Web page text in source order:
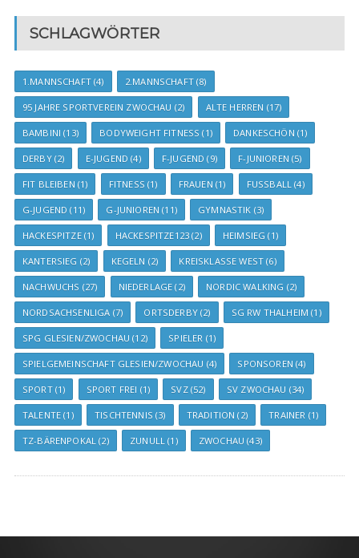
SCHLAGWÖRTER
1.MANNSCHAFT(4) 2.MANNSCHAFT(8)
95 JAHRE SPORTVEREIN ZWOCHAU (2) ALTE HERREN (17)
BAMBINI (13) BODYWEIGHT FITNESS (1) DANKESCHÖN (1)
DERBY(2) E-JUGEND (4) F-JUGEND (9) F-JUNIOREN (5)
FIT BLEIBEN (1) FITNESS (1) FRAUEN (1) FUSSBALL (4)
G-JUGEND (11) G-JUNIOREN (11) GYMNASTIK (3)
HACKESPITZE(1) HACKESPITZE123 (2) HEIMSIEG (1)
KANTERSIEG (2) KEGELN (2) KREISKLASSE WEST (6)
NACHWUCHS (27) NIEDERLAGE (2) NORDIC WALKING (2)
NORDSACHSENLIGA (7) ORTSDERBY(2) SG RW THALHEIM (1)
SPG GLESIEN/ZWOCHAU (12) SPIELER (1)
SPIELGEMEINSCHAFT GLESIEN/ZWOCHAU (4) SPONSOREN (4)
SPORT(1) SPORT FREI (1) SVZ(52) SV ZWOCHAU (34)
TALENTE (1) TISCHTENNIS (3) TRADITION (2) TRAINER (1)
TZ-BÄRENPOKAL (2) ZUNULL (1) ZWOCHAU (43)